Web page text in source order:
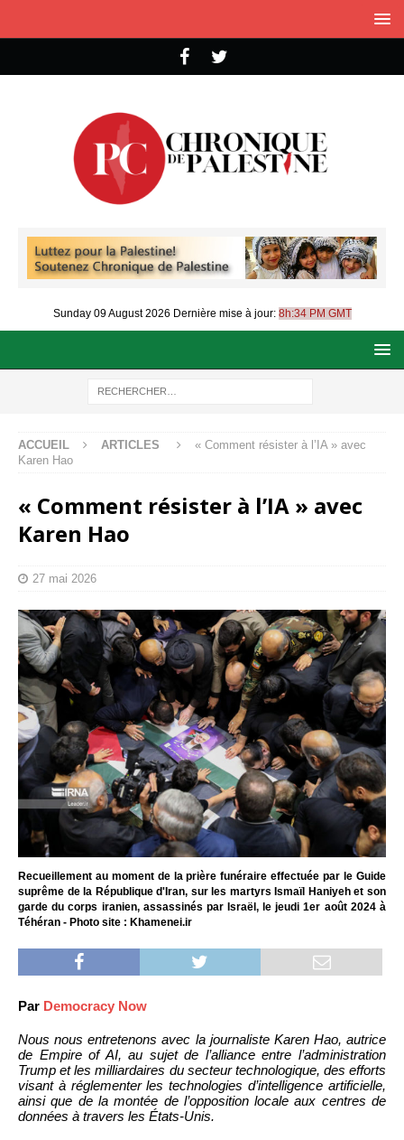
Sunday 09 August 2026 Dernière mise à jour: 8h:34 PM GMT
ACCUEIL ARTICLES
« Comment résister à l’IA » avec
Karen Hao
« Comment résister à l’IA » avec
Karen Hao
27 mai 2026
Recueillement au moment de la prière funéraire effectuée par le Guide
suprême de la République d'Iran, sur les martyrs Ismaïl Haniyeh et son
garde du corps iranien, assassinés par Israël, le jeudi 1er août 2024 à
Téhéran - Photo site : Khamenei.ir
Par Democracy Now
Nous nous entretenons avec la journaliste Karen Hao, autrice
de Empire of AI, au sujet de l’alliance entre l’administration
Trump et les milliardaires du secteur technologique, des efforts
visant à réglementer les technologies d’intelligence artificielle,
ainsi que de la montée de l’opposition locale aux centres de
données à travers les États-Unis.